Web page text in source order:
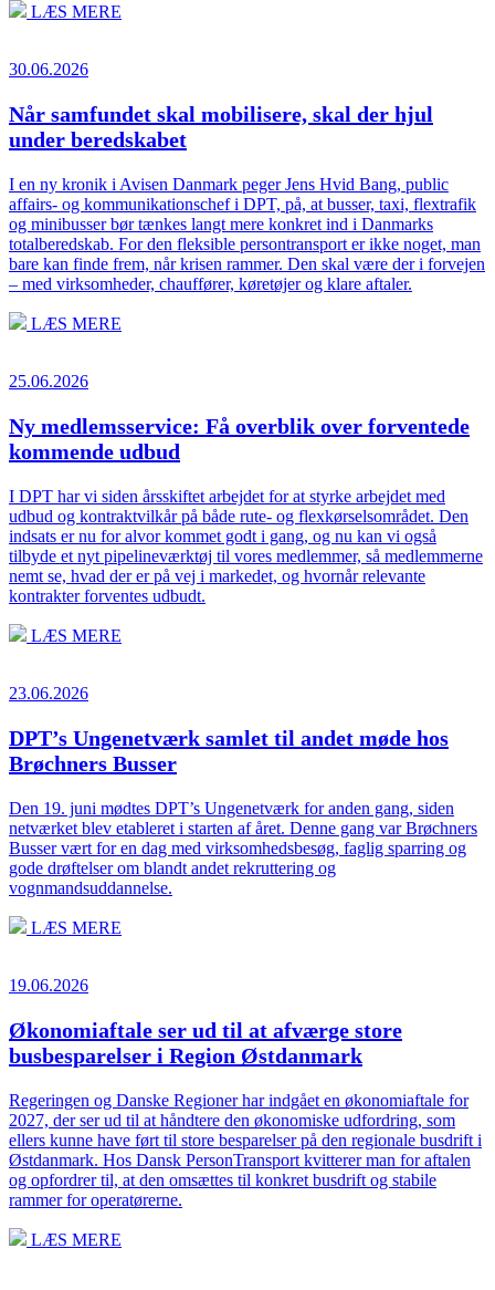
LÆS MERE
30.06.2026
Når samfundet skal mobilisere, skal der hjul
under beredskabet
I en ny kronik i Avisen Danmark peger Jens Hvid Bang, public
affairs- og kommunikationschef i DPT, på, at busser, taxi, flextrafik
og minibusser bør tænkes langt mere konkret ind i Danmarks
totalberedskab. For den fleksible persontransport er ikke noget, man
bare kan finde frem, når krisen rammer. Den skal være der i forvejen
– med virksomheder, chauffører, køretøjer og klare aftaler.
LÆS MERE
25.06.2026
Ny medlemsservice: Få overblik over forventede
kommende udbud
I DPT har vi siden årsskiftet arbejdet for at styrke arbejdet med
udbud og kontraktvilkår på både rute- og flexkørselsområdet. Den
indsats er nu for alvor kommet godt i gang, og nu kan vi også
tilbyde et nyt pipelineværktøj til vores medlemmer, så medlemmerne
nemt se, hvad der er på vej i markedet, og hvornår relevante
kontrakter forventes udbudt.
LÆS MERE
23.06.2026
DPT’s Ungenetværk samlet til andet møde hos
Brøchners Busser
Den 19. juni mødtes DPT’s Ungenetværk for anden gang, siden
netværket blev etableret i starten af året. Denne gang var Brøchners
Busser vært for en dag med virksomhedsbesøg, faglig sparring og
gode drøftelser om blandt andet rekruttering og
vognmandsuddannelse.
LÆS MERE
19.06.2026
Økonomiaftale ser ud til at afværge store
busbesparelser i Region Østdanmark
Regeringen og Danske Regioner har indgået en økonomiaftale for
2027, der ser ud til at håndtere den økonomiske udfordring, som
ellers kunne have ført til store besparelser på den regionale busdrift i
Østdanmark. Hos Dansk PersonTransport kvitterer man for aftalen
og opfordrer til, at den omsættes til konkret busdrift og stabile
rammer for operatørerne.
LÆS MERE